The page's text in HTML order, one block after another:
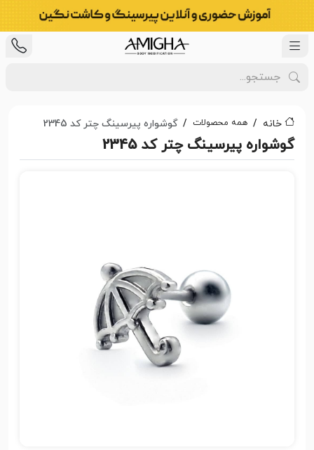
خانه همه محصولات گوشواره پیرسینگ چتر کد 2345
گوشواره پیرسینگ چتر کد 2345